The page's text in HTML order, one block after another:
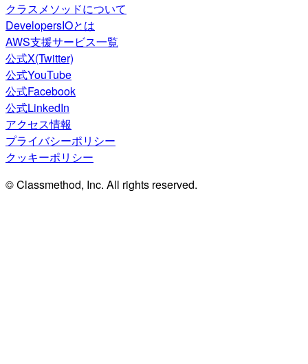
クラスメソッドについて
DevelopersIOとは
AWS支援サービス一覧
公式X(Twitter)
公式YouTube
公式Facebook
公式LinkedIn
アクセス情報
プライバシーポリシー
クッキーポリシー
© Classmethod, Inc. All rights reserved.